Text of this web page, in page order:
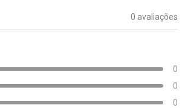
0 avaliações
0
0
0